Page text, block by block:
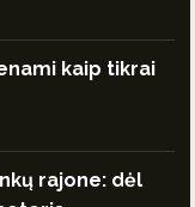
kaip tikrai
rajone: dėl